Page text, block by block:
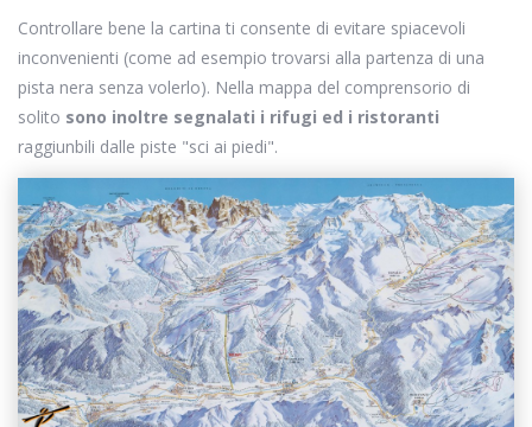
Controllare bene la cartina ti consente di evitare spiacevoli
inconvenienti (come ad esempio trovarsi alla partenza di una
pista nera senza volerlo). Nella mappa del comprensorio di
solito sono inoltre segnalati i rifugi ed i ristoranti
raggiunbili dalle piste "sci ai piedi".